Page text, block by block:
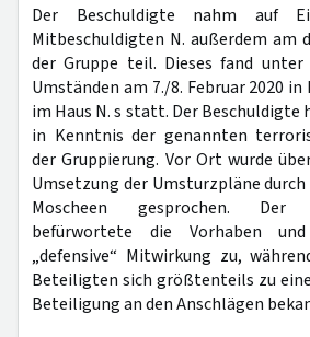
Der Beschuldigte nahm auf
Mitbeschuldigten N. außerdem am
der Gruppe teil. Dieses fand unter
Umständen am 7./8. Februar 2020 in
im Haus N. s statt. Der Beschuldigte
in Kenntnis der genannten
der Gruppierung. Vor Ort wurde
Umsetzung der Umsturzpläne durch
Moscheen gesprochen. Der
befürwortete die Vorhaben
„defensive“ Mitwirkung zu,
Beteiligten sich größtenteils zu
Beteiligung an den Anschlägen